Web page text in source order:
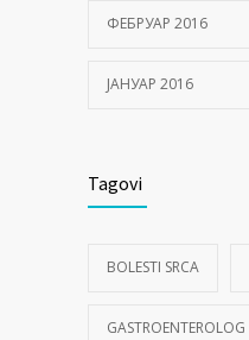
ФЕБРУАР 2016
ЈАНУАР 2016
Tagovi
BOLESTI SRCA
GASTROENTEROLOG